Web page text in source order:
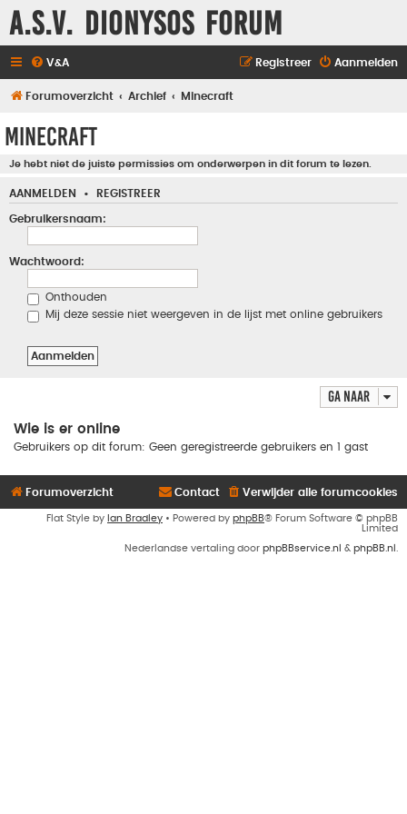
A.S.V. Dionysos Forum
V&A Aanmelden
Registreer
Forumoverzicht Archief Minecraft
Minecraft
Je hebt niet de juiste permissies om onderwerpen in dit forum te lezen.
AANMELDEN • REGISTREER
Gebruikersnaam:
Wachtwoord:
Onthouden
Mij deze sessie niet weergeven in de lijst met online gebruikers
Ga naar
Wie is er online
Gebruikers op dit forum: Geen geregistreerde gebruikers en 1 gast
Forumoverzicht Verwijder alle forumcookies
Contact
Flat Style by Ian Bradley • Powered by phpBB® Forum Software © phpBB
Limited
Nederlandse vertaling door phpBBservice.nl & phpBB.nl